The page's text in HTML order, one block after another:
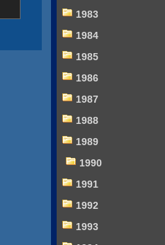
1983
1984
1985
1986
1987
1988
1989
1990
1991
1992
1993